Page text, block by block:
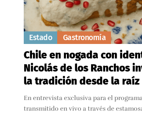
Estado Gastronomía
Chile en nogada con
Nicolás de los Ranchos
la tradición desde la raíz
En entrevista exclusiva para el
transmitido en vivo a través de